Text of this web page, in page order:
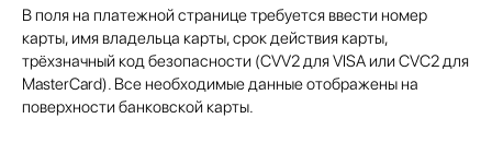
В поля на платежной странице требуется ввести номер
карты, имя владельца карты, срок действия карты,
трёхзначный код безопасности (CVV2 для VISA или CVC2 для
MasterCard). Все необходимые данные отображены на
поверхности банковской карты.